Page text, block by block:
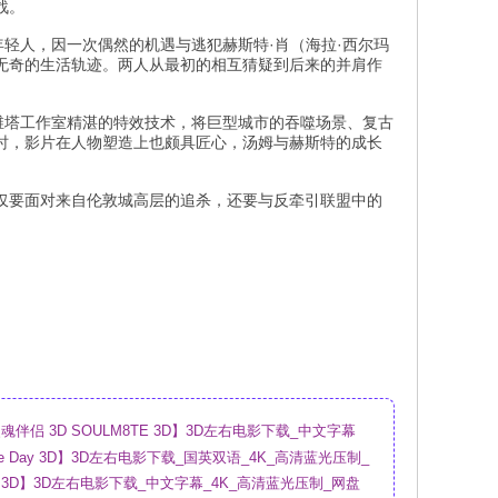
人，因一次偶然的机遇与逃犯赫斯特·肖（海拉·西尔玛
的生活轨迹。两人从最初的相互猜疑到后来的并肩作
工作室精湛的特效技术，将巨型城市的吞噬场景、复古
影片在人物塑造上也颇具匠心，汤姆与赫斯特的成长
面对来自伦敦城高层的追杀，还要与反牵引联盟中的
伴侣 3D SOULM8TE 3D】3D左右电影下载_中文字幕
3D】3D左右电影下载_国英双语_4K_高清蓝光压制_
】3D左右电影下载_中文字幕_4K_高清蓝光压制_网盘